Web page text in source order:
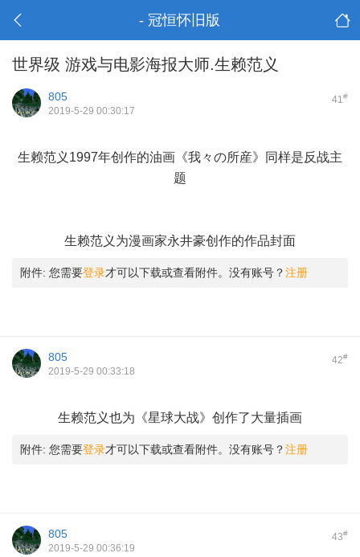
- 冠恒怀旧版
世界级 游戏与电影海报大师.生赖范义
41#
805
2019-5-29 00:30:17
生赖范义1997年创作的油画《我々の所産》同样是反战主
题
生赖范义为漫画家永井豪创作的作品封面
附件: 您需要登录才可以下载或查看附件。没有账号？注册
42#
805
2019-5-29 00:33:18
生赖范义也为《星球大战》创作了大量插画
附件: 您需要登录才可以下载或查看附件。没有账号？注册
43#
805
2019-5-29 00:36:19